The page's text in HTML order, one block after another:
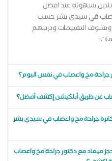
بسهولة عند افضل
في سيدي بشر حسب
وتشوف التقييمات وترتبهم
جراحة مخ واعصاب في نفس اليوم؟
عن طريق أبلكيشن إكشف أفضل؟
جراحة مخ واعصاب في سيدي بشر
ميعاد مع دكتور جراحة مخ واعصاب